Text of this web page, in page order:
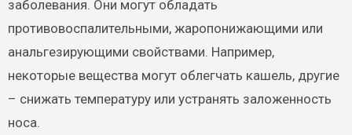
заболевания. Они могут обладать
противовоспалительными, жаропонижающими или
анальгезирующими свойствами. Например,
некоторые вещества могут облегчать кашель, другие
– снижать температуру или устранять заложенность
носа.